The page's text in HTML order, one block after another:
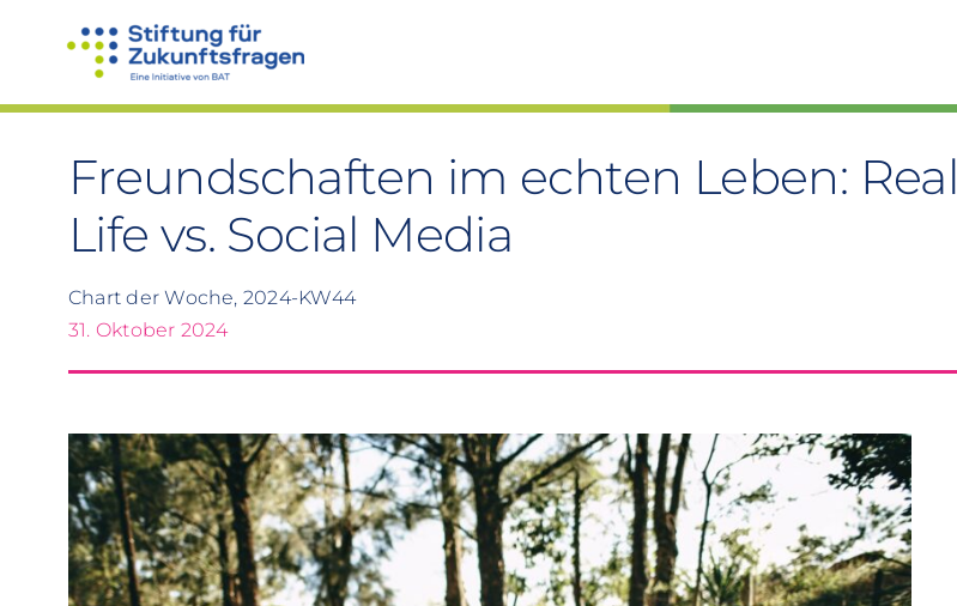
Freundschaften im echten Leben: Real
Life vs. Social Media
Chart der Woche, 2024-KW44
31. Oktober 2024